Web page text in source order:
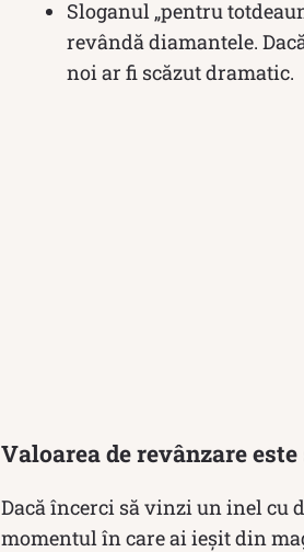
Sloganul „pentru
revândă diamantele.
noi ar fi scăzut dramatic.
Valoarea de revânzare
Dacă încerci să vinzi un inel cu
momentul în care ai ieșit din